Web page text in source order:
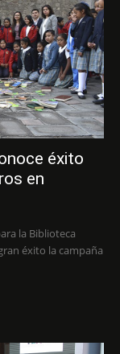
éxito
en
la Biblioteca